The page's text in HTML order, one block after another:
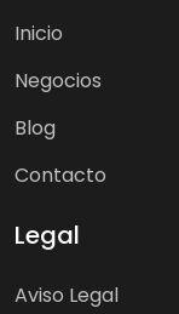
Inicio
Negocios
Blog
Contacto
Legal
Aviso Legal